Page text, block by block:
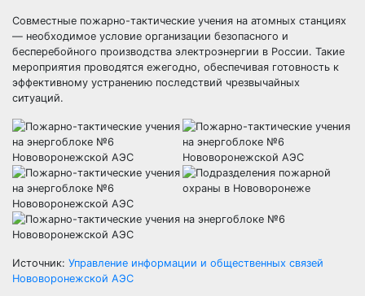
Совместные пожарно-тактические учения на атомных станциях
— необходимое условие организации безопасного и
бесперебойного производства электроэнергии в России. Такие
мероприятия проводятся ежегодно, обеспечивая готовность к
эффективному устранению последствий чрезвычайных
ситуаций.
Источник: Управление информации и общественных связей
Нововоронежской АЭС